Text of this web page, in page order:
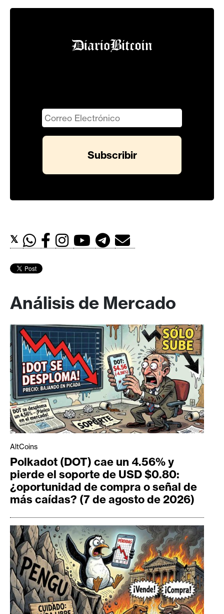
𝕏
Análisis de Mercado
AltCoins
Polkadot (DOT) cae un 4.56% y
pierde el soporte de USD $0.80:
¿oportunidad de compra o señal de
más caídas? (7 de agosto de 2026)